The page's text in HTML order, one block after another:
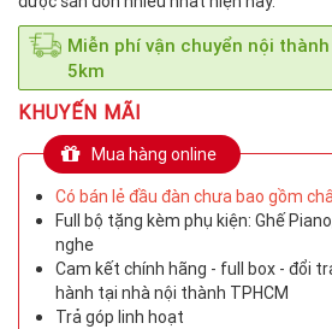
Miễn phí vận chuyển nội
5km
KHUYẾN MÃI
Mua hàng online
Có bán lẻ đầu đàn chưa bao gồm
Full bộ tặng kèm phụ kiện: Ghế
nghe
Cam kết chính hãng - full box - đổi
hành tại nhà nội thành TPHCM
Trả góp linh hoạt